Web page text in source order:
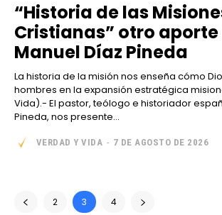
“Historia de las
Cristianas” otro aporte
Manuel Díaz Pineda
La historia de la misión nos enseña cómo
hombres en la expansión estratégica misionera
Vida).- El pastor, teólogo e historiador español Manuel Díaz
Pineda, nos presente...
VERDAD Y VIDA - 7 DE AGOSTO DE 2026
2 3 4